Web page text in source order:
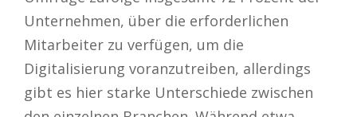
Unternehmen, über die erforderlichen
Mitarbeiter zu verfügen, um die
Digitalisierung voranzutreiben, allerdings
gibt es hier starke Unterschiede zwischen